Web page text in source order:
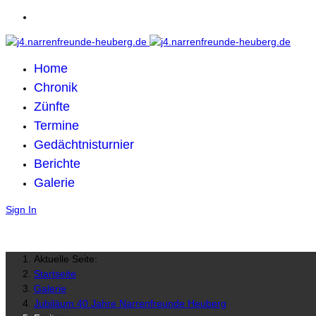
Home
Chronik
Zünfte
Termine
Gedächtnisturnier
Berichte
Galerie
Sign In
Aktuelle Seite:
Startseite
Galerie
Jubiläum 40 Jahre Narrenfreunde Heuberg